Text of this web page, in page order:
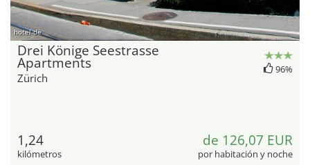
hotel.de
Drei Könige Seestrasse
Apartments
Zürich
96%
1,24
kilómetros
de 126,07 EUR
por habitación y noche